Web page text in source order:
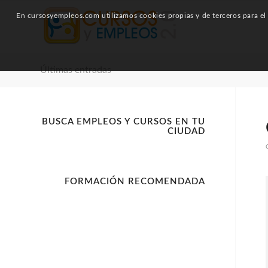
Últimas entradas
BUSCA EMPLEOS Y CURSOS EN TU
CIUDAD
FORMACIÓN RECOMENDADA
En cursosyempleos.com utilizamos cookies propias y de terceros para